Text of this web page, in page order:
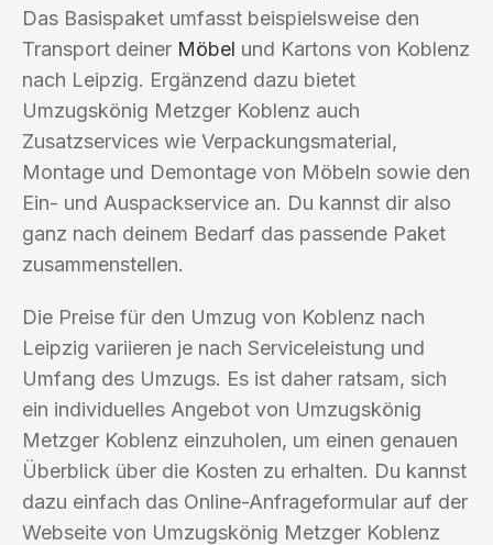
Das Basispaket umfasst beispielsweise den
Transport deiner Möbel und Kartons von Koblenz
nach Leipzig. Ergänzend dazu bietet
Umzugskönig Metzger Koblenz auch
Zusatzservices wie Verpackungsmaterial,
Montage und Demontage von Möbeln sowie den
Ein- und Auspackservice an. Du kannst dir also
ganz nach deinem Bedarf das passende Paket
zusammenstellen.
Die Preise für den Umzug von Koblenz nach
Leipzig variieren je nach Serviceleistung und
Umfang des Umzugs. Es ist daher ratsam, sich
ein individuelles Angebot von Umzugskönig
Metzger Koblenz einzuholen, um einen genauen
Überblick über die Kosten zu erhalten. Du kannst
dazu einfach das Online-Anfrageformular auf der
Webseite von Umzugskönig Metzger Koblenz